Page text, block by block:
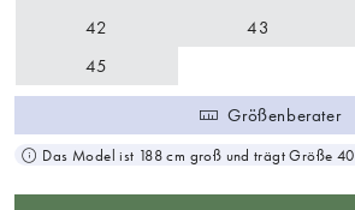
42
43
45
Größenberater
Das Model ist 188 cm groß und trägt Größe 40.